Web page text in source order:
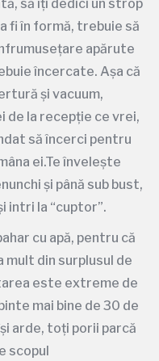
să îți dedici un strop
fi în formă, trebuie să
apărute
încercate. Așa că
și vacuum,
de la recepție ce vrei,
să încerci pentru
ei.Te învelește
și până sub bust,
intri la “cuptor”.
cu apă, pentru că
mult din surplusul de
este extreme de
mai bine de 30 de
arde, toți porii parcă
scopul